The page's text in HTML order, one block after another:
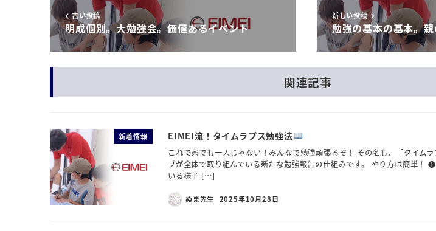
古い投稿
明成個別。大勉強会。価値あるイベント
新しい投稿
勉強の基本の基本。
関連記事
新着情報 EIMEI流！タイムラプス勉強法
これで家でも一人じゃない！みんなで勉強頑張るぞ！ その名も、「タイム
プが全体で取り組んでいる新たな勉強報告の仕組みです。 やり方は簡単！
いる様子 […]
ぬま先生 2025年10月28日